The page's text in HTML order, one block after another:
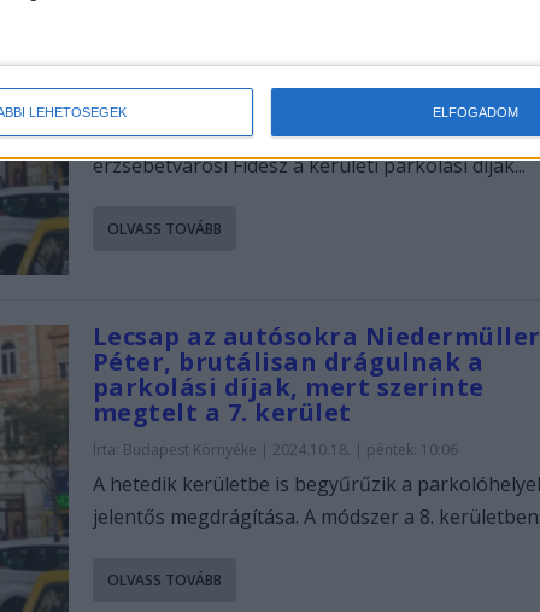
LEHETŐSÉGEK ELFOGADOM
parkolási díjak brutális emelése
Online aláírásgyűjtést indított vasárnap az
erzsébetvárosi Fidesz a kerületi parkolási díjak...
OLVASS TOVÁBB
Lecsap az autósokra Niedermüller
Péter, brutálisan drágulnak a
parkolási díjak, mert szerinte
megtelt a 7. kerület
Írta: Budapest Környéke | 2024.10.18. | péntek: 10:06
A hetedik kerületbe is begyűrűzik a
jelentős megdrágítása. A módszer a 8.
OLVASS TOVÁBB